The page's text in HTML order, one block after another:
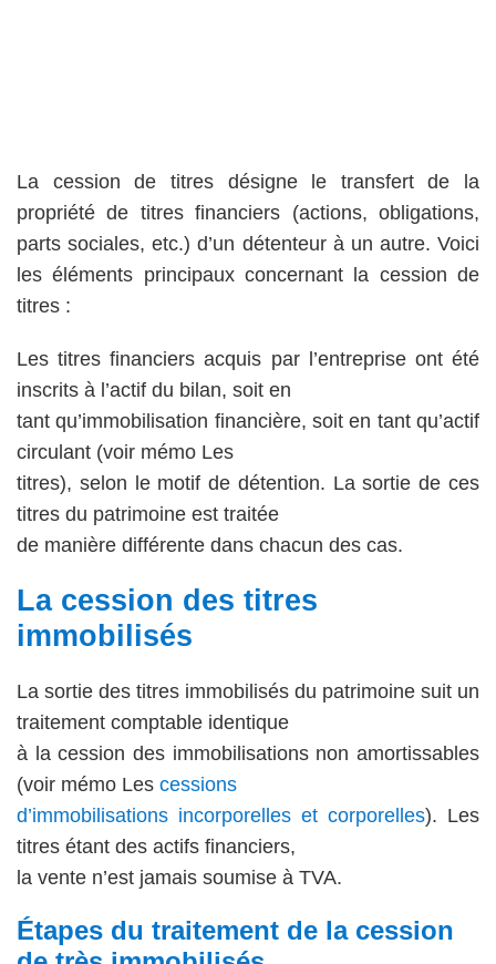
La cession de titres désigne le transfert de la
propriété de titres financiers (actions, obligations,
parts sociales, etc.) d’un détenteur à un autre. Voici
les éléments principaux concernant la cession de
titres :
Les titres financiers acquis par l’entreprise ont été
inscrits à l’actif du bilan, soit en
tant qu’immobilisation financière, soit en tant qu’actif
circulant (voir mémo Les
titres), selon le motif de détention. La sortie de ces
titres du patrimoine est traitée
de manière différente dans chacun des cas.
La cession des titres
immobilisés
La sortie des titres immobilisés du patrimoine suit un
traitement comptable identique
à la cession des immobilisations non amortissables
(voir mémo Les cessions
d’immobilisations incorporelles et corporelles). Les
titres étant des actifs financiers,
la vente n’est jamais soumise à TVA.
Étapes du traitement de la cession